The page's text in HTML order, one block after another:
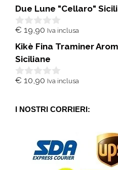
u
5
Due Lune "Cellaro"
0
u
5
€ 19,90 Iva inclusa
Kikè Fina Traminer
Siciliane
0
5
€ 10,90 Iva inclusa
I NOSTRI CORRIERI: